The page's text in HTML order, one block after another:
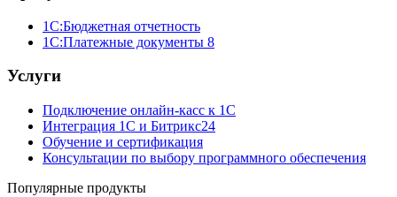
1С:Бюджетная отчетность
1С:Платежные документы 8
Услуги
Подключение онлайн-касс к 1С
Интеграция 1С и Битрикс24
Обучение и сертификация
Консультации по выбору программного обеспечения
Популярные продукты